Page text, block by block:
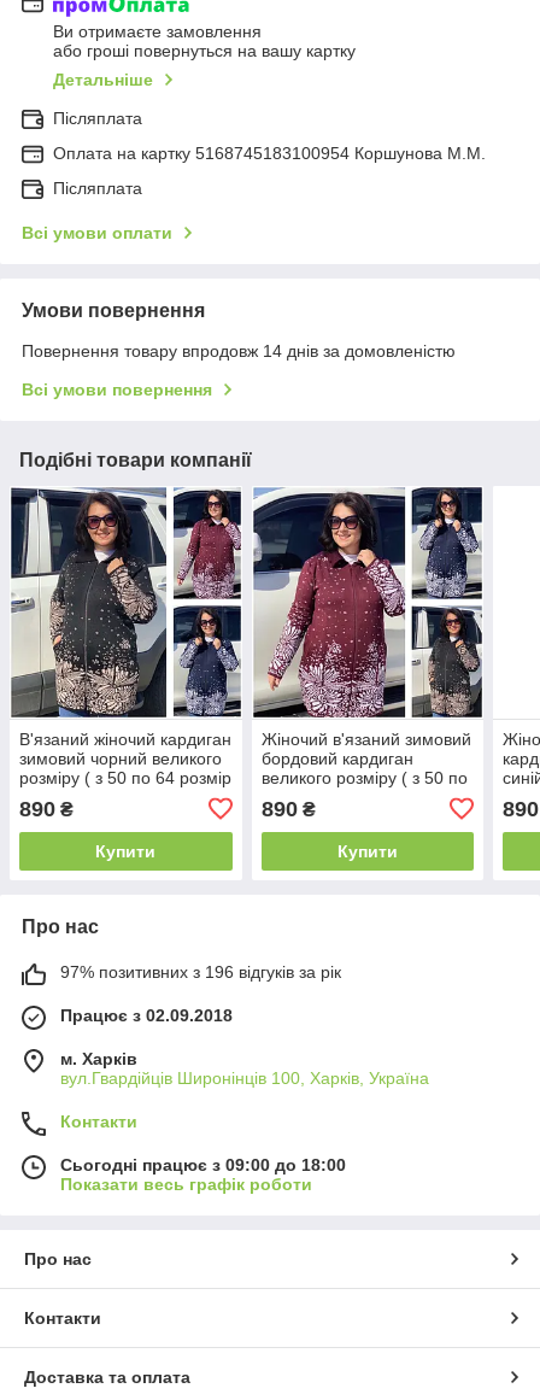
Ви отримаєте замовлення
або гроші повернуться на вашу картку
Детальніше
Післяплата
Оплата на картку 5168745183100954 Коршунова М.М.
Післяплата
Всі умови оплати
Умови повернення
Повернення товару впродовж 14 днів за домовленістю
Всі умови повернення
Подібні товари компанії
В'язаний жіночий кардиган
зимовий чорний великого
розміру ( з 50 по 64 розмір
890 ₴
Купити
Жіночий в'язаний зимовий
бордовий кардиган
великого розміру ( з 50 по
890₴
Купити
890
Про нас
97% позитивних з 196 відгуків за рік
Працює з 02.09.2018
м. Харків
вул.Гвардійців Широнінців 100, Харків, Україна
Контакти
Сьогодні працює з 09:00 до 18:00
Показати весь графік роботи
Про нас
Контакти
Доставка та оплата